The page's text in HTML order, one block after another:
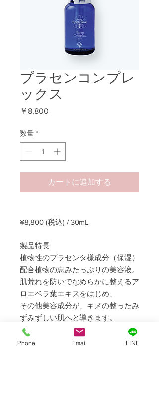
プラセンコンプレ
ックス
￥8,800
数量 *
カートに追加する
¥8,800 (税込) / 30mL
製品特長
植物性のプラセンタ様成分（保湿）
配合植物の恵みたっぷりの美容液。
肌荒れを防いでなめらかに整えるア
ロエベラ葉エキスをはじめ、
その他美容成分が、キメの整ったみ
ずみずしい肌へと導きます。
使用方法
Phone Email LINE